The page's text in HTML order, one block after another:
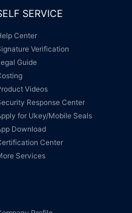
SELF SERVICE
Help Center
Signature Verification
Legal Guide
Costing
Product Videos
Security Response Center
Apply for Ukey/Mobile Seals
App Download
Certification Center
More Services